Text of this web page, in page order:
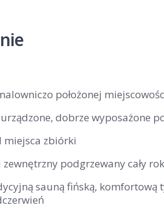
położonej
urządzone, dobrze wyposażone
miejsca zbiórki
zewnętrzny podgrzewany cały
sauną fińską, komfortową